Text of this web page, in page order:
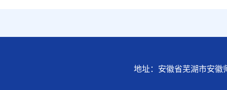
地址：安徽省芜湖市